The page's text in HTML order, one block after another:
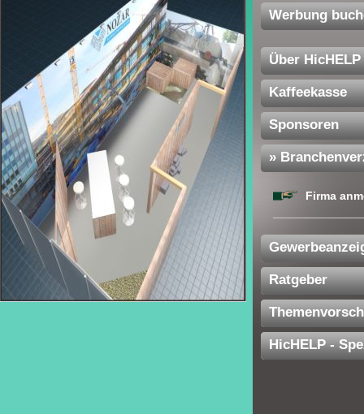
Werbung
Über HicHELP
Kaffeekasse
Sponsoren
»
Firma
Ratgeber
HicHELP -